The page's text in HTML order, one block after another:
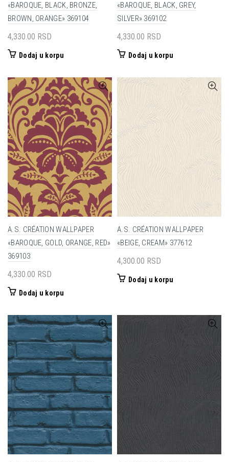
«BAROQUE, BLACK, BRONZE,
BROWN, ORANGE» 369104
4,330.00 RSD
Dodaj u korpu
«BAROQUE, BLACK, GREY,
SILVER» 369102
4,330.00 RSD
Dodaj u korpu
A.S. CRÉATION WALLPAPER
«BAROQUE, GOLD, ORANGE, RED»
369103
4,330.00 RSD
Dodaj u korpu
A.S. CRÉATION WALLPAPER
«BEIGE, CREAM» 377612
4,300.00 RSD
Dodaj u korpu